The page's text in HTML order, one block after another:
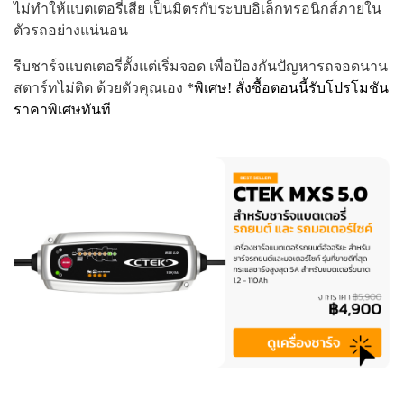
ไม่ทำให้แบตเตอรี่เสีย เป็นมิตรกับระบบอิเล็กทรอนิกส์ภายใน
ตัวรถอย่างแน่นอน
รีบชาร์จแบตเตอรี่ตั้งแต่เริ่มจอด เพื่อป้องกันปัญหารถจอดนาน
สตาร์ทไม่ติด ด้วยตัวคุณเอง *พิเศษ! สั่งซื้อตอนนี้รับโปรโมชัน
ราคาพิเศษทันที